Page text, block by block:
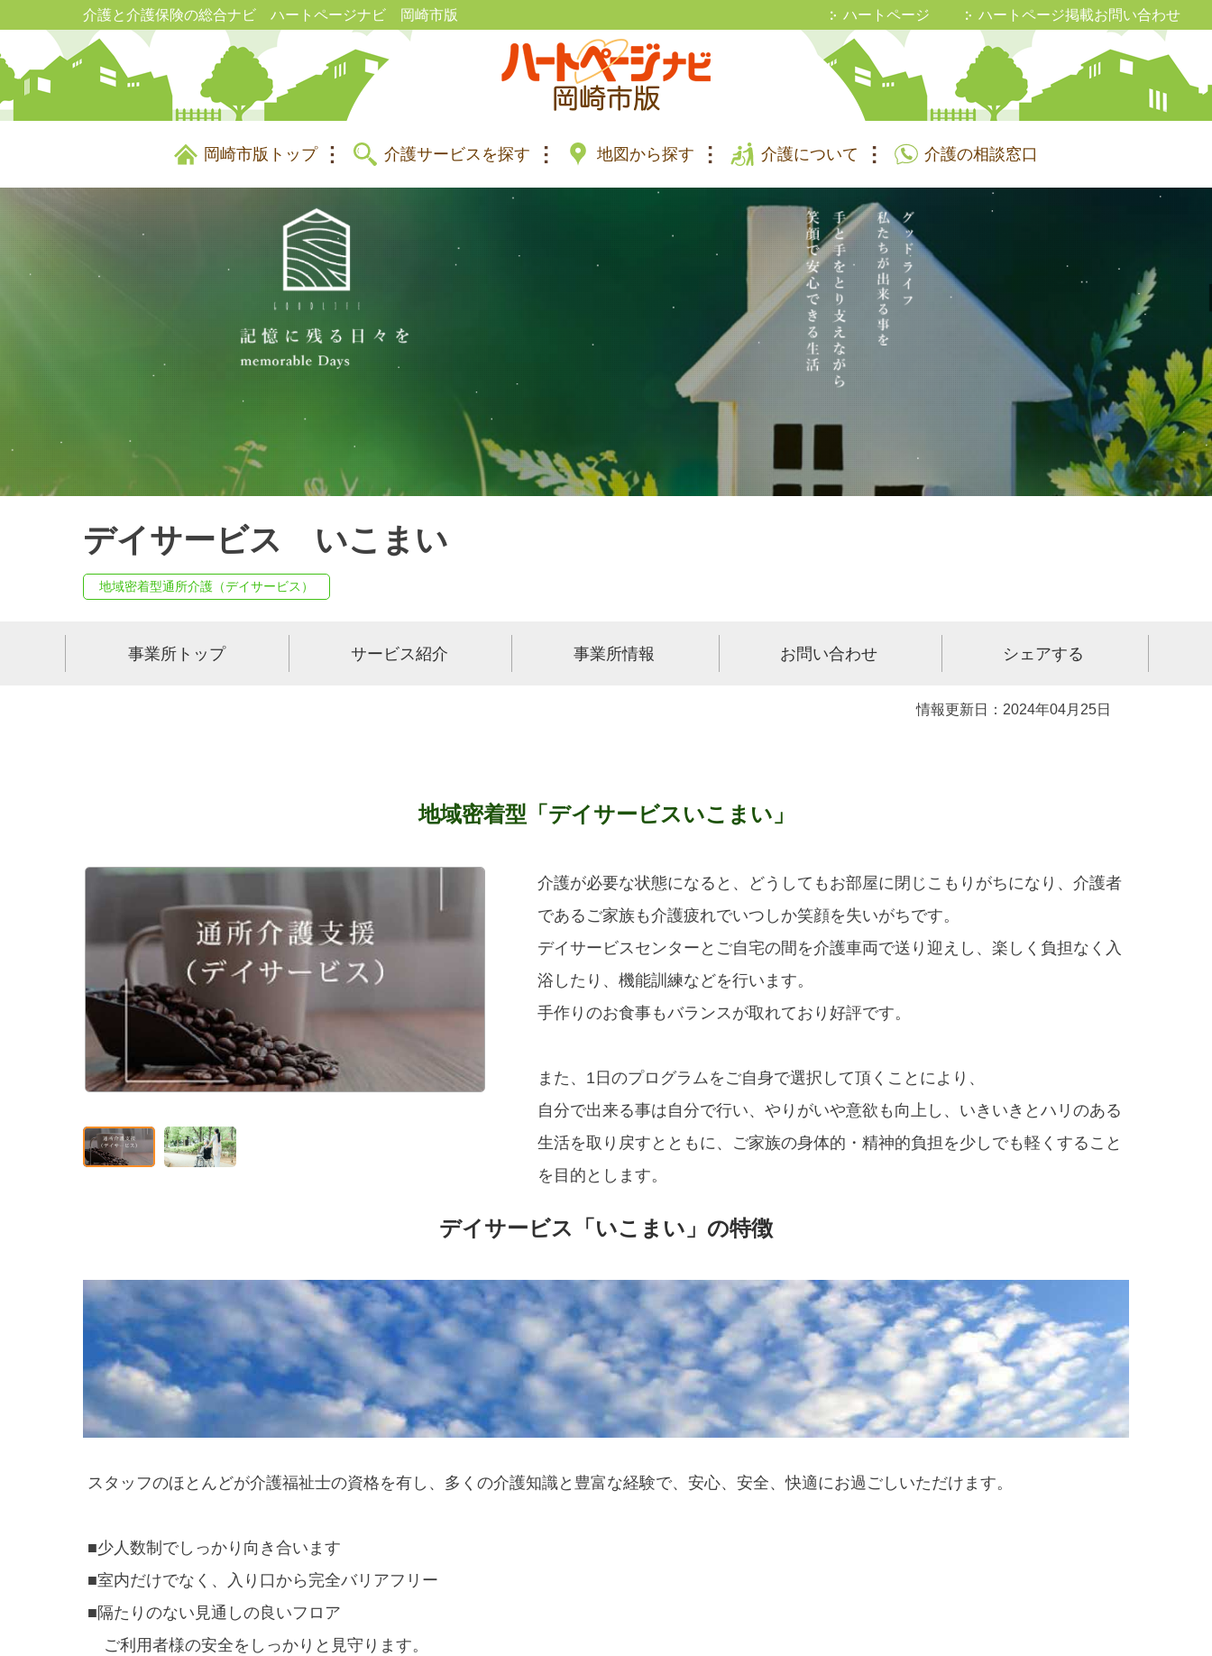
介護と介護保険の総合ナビ ハートページナビ 岡崎市版 ハートページ ハートページ掲載お問い合わせ
岡崎市版トップ 介護サービスを探す 地図から探す 介護について 介護の相談窓口
デイサービス いこまい
地域密着型通所介護（デイサービス）
事業所トップ サービス紹介 事業所情報 お問い合わせ シェアする
情報更新日：2024年04月25日
地域密着型「デイサービスいこまい」
介護が必要な状態になると、どうしてもお部屋に閉じこもりがちになり、介護者
であるご家族も介護疲れでいつしか笑顔を失いがちです。
デイサービスセンターとご自宅の間を介護車両で送り迎えし、楽しく負担なく入
浴したり、機能訓練などを行います。
手作りのお食事もバランスが取れており好評です。
また、1日のプログラムをご自身で選択して頂くことにより、
自分で出来る事は自分で行い、やりがいや意欲も向上し、いきいきとハリのある
生活を取り戻すとともに、ご家族の身体的・精神的負担を少しでも軽くすること
を目的とします。
デイサービス「いこまい」の特徴
スタッフのほとんどが介護福祉士の資格を有し、多くの介護知識と豊富な経験で、安心、安全、快適にお過ごしいただけます。
■少人数制でしっかり向き合います
■室内だけでなく、入り口から完全バリアフリー
■隔たりのない見通しの良いフロア
ご利用者様の安全をしっかりと見守ります。